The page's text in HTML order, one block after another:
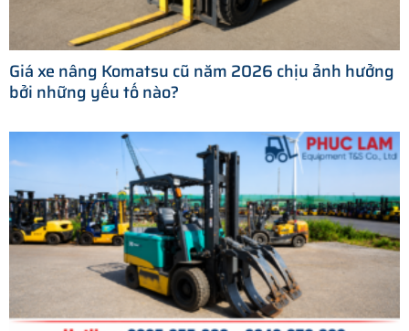
Giá xe nâng Komatsu cũ năm 2026 chịu ảnh hưởng
bởi những yếu tố nào?